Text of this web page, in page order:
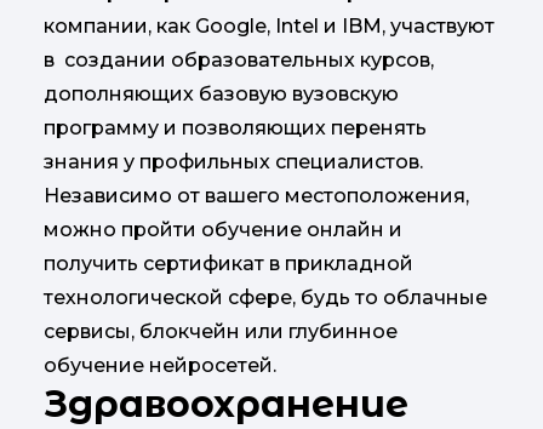
компании, как Google, Intel и IBM, участвуют
в создании образовательных курсов,
дополняющих базовую вузовскую
программу и позволяющих перенять
знания у профильных специалистов.
Независимо от вашего местоположения,
можно пройти обучение онлайн и
получить сертификат в прикладной
технологической сфере, будь то облачные
сервисы, блокчейн или глубинное
обучение нейросетей.
Здравоохранение